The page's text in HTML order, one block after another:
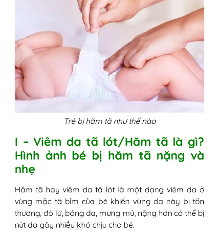
trai bằng dân gian
6. Trẻ bị hăm tã và cách làm dịu triệu
chứng bằng kem yoosun rau má
VI - Chăm sóc trẻ bị hăm tã như thế nào?
Trẻ bị hăm tã như thế nào
I – Viêm da tã lót/Hăm tã là gì?
Hình ảnh bé bị hăm tã nặng và
nhẹ
Hăm tã hay viêm da tã lót là một dạng viêm da ở
vùng mặc tã bỉm của bé khiến vùng da này bị tổn
thương, đỏ lừ, bóng da, mưng mủ, nặng hơn có thể bị
nứt da gây nhiều khó chịu cho bé.